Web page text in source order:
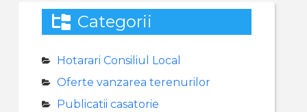
Categorii
Hotarari Consiliul Local
Oferte vanzarea terenurilor
Publicatii casatorie